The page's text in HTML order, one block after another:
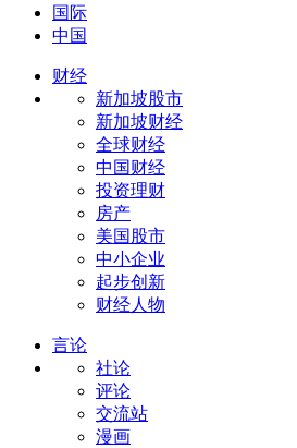
国际
中国
财经
新加坡股市
新加坡财经
全球财经
中国财经
投资理财
房产
美国股市
中小企业
起步创新
财经人物
言论
社论
评论
交流站
漫画